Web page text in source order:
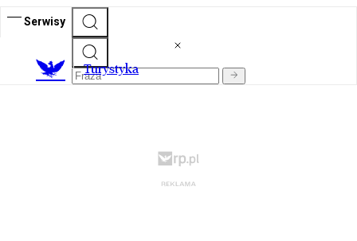
Serwisy
Turystyka